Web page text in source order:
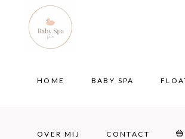
HOME BABY SPA
OVER MIJ CONTACT
HOME